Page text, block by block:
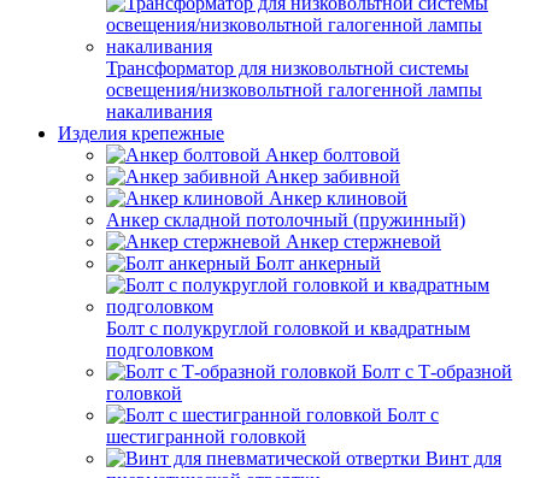
Трансформатор для низковольтной системы
освещения/низковольтной галогенной лампы
накаливания
Изделия крепежные
Анкер болтовой
Анкер забивной
Анкер клиновой
Анкер складной потолочный (пружинный)
Анкер стержневой
Болт анкерный
Болт с полукруглой головкой и квадратным
подголовком
Болт с Т-образной
головкой
Болт с
шестигранной головкой
Винт для